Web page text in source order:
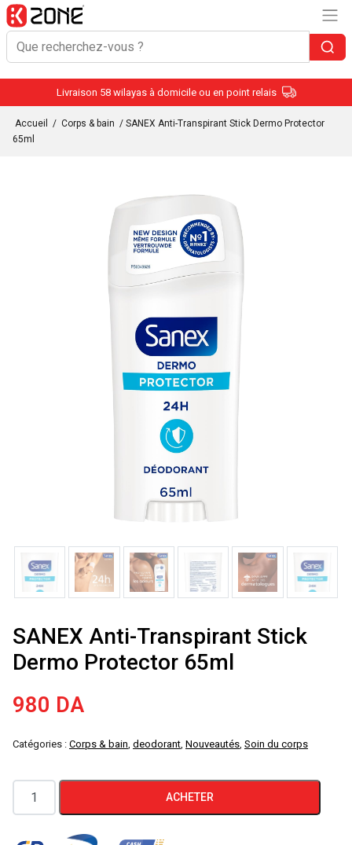
Livraison 58 wilayas à domicile ou en point relais
Accueil / Corps & bain / SANEX Anti-Transpirant Stick Dermo Protector
65ml
SANEX Anti-Transpirant Stick
Dermo Protector 65ml
980 DA
Catégories : Corps & bain, deodorant, Nouveautés, Soin du corps
quantité
de
ACHETER